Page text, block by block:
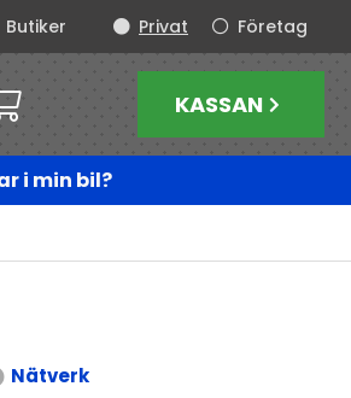
Butiker Företag
Privat
KASSAN
i min bil?
Nätverk